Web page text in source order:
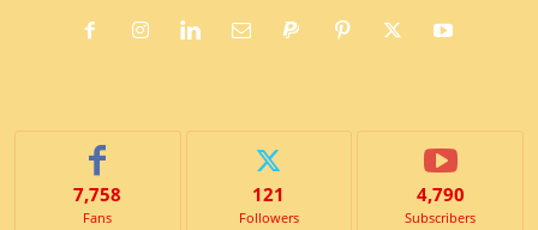
7,758
Fans
121
Followers
4,790
Subscribers